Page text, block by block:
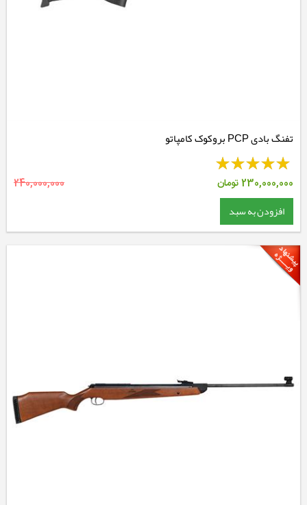
تفنگ بادی PCP بروکوک کامپاتو
230,000,000تومان 240,000,000
افزودن به سبد